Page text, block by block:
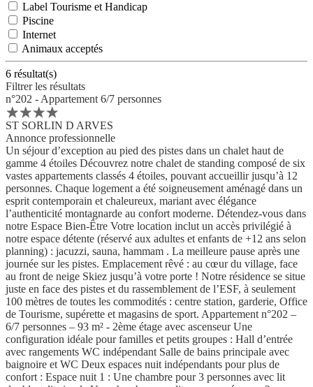
Label Tourisme et Handicap
Piscine
Internet
Animaux acceptés
6 résultat(s)
Filtrer les résultats
n°202 - Appartement 6/7 personnes
ST SORLIN D ARVES
Annonce professionnelle
Un séjour d’exception au pied des pistes dans un chalet haut de
gamme 4 étoiles Découvrez notre chalet de standing composé de six
vastes appartements classés 4 étoiles, pouvant accueillir jusqu’à 12
personnes. Chaque logement a été soigneusement aménagé dans un
esprit contemporain et chaleureux, mariant avec élégance
l’authenticité montagnarde au confort moderne. Détendez-vous dans
notre Espace Bien-Être Votre location inclut un accès privilégié à
notre espace détente (réservé aux adultes et enfants de +12 ans selon
planning) : jacuzzi, sauna, hammam . La meilleure pause après une
journée sur les pistes. Emplacement rêvé : au cœur du village, face
au front de neige Skiez jusqu’à votre porte ! Notre résidence se situe
juste en face des pistes et du rassemblement de l’ESF, à seulement
100 mètres de toutes les commodités : centre station, garderie, Office
de Tourisme, supérette et magasins de sport. Appartement n°202 –
6/7 personnes – 93 m² - 2ème étage avec ascenseur Une
configuration idéale pour familles et petits groupes : Hall d’entrée
avec rangements WC indépendant Salle de bains principale avec
baignoire et WC Deux espaces nuit indépendants pour plus de
confort : Espace nuit 1 : Une chambre pour 3 personnes avec lit